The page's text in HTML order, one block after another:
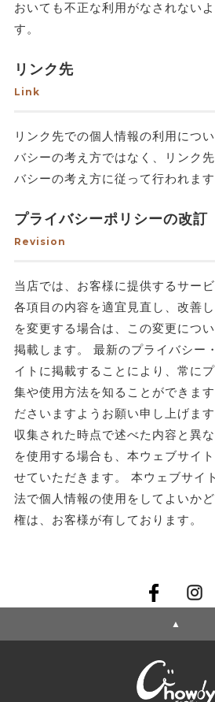
おいても不正な利用がなされない
す。
リンク先
Link
リンク先での個人情報の利用につ
バシーの考え方ではなく、リンク
バシーの考え方に従って行われます
プライバシーポリシーの改訂
Revision
当店では、お客様に提供するサー
各項目の内容を適宜見直し、改善
を変更する場合は、この変更につ
掲載します。 最新のプライバシー
イトに掲載することにより、常に
集や使用方法を知ることができま
ださいますようお願い申し上げま
収集された時点で述べた内容と異
を使用する場合も、本ウェブサイ
せていただきます。 本ウェブサイ
法で個人情報の使用をしてよいか
権は、お客様が有しております。
▲